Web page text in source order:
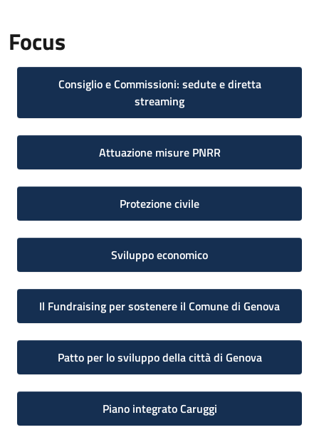
Focus
Consiglio e Commissioni: sedute e diretta
streaming
Attuazione misure PNRR
Protezione civile
Sviluppo economico
Il Fundraising per sostenere il Comune di Genova
Patto per lo sviluppo della città di Genova
Piano integrato Caruggi